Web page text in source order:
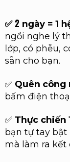
✅ 2 ngày = 1
ngồi nghe lý
lớp, có phễu,
sẵn cho bạn.
✅ Quên công
bấm điện
✅ Thực chiến
bạn tự tay bật
mà làm ra kết